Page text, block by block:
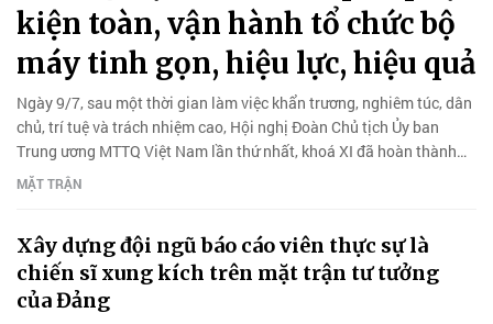
kiện toàn, vận hành tổ chức bộ
máy tinh gọn, hiệu lực, hiệu quả
Ngày 9/7, sau một thời gian làm việc khẩn trương, nghiêm túc, dân
chủ, trí tuệ và trách nhiệm cao, Hội nghị Đoàn Chủ tịch Ủy ban
Trung ương MTTQ Việt Nam lần thứ nhất, khoá XI đã hoàn thành
toàn bộ nội dung, chương trình đề ra.
MẶT TRẬN
Xây dựng đội ngũ báo cáo viên thực sự là
chiến sĩ xung kích trên mặt trận tư tưởng
của Đảng